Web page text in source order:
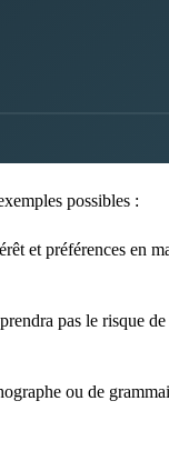
possibles :
et préférences en
pas le risque
ou de